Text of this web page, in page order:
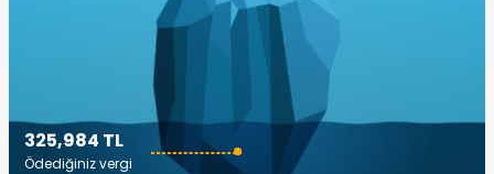
325,984 TL
Ödediğiniz vergi